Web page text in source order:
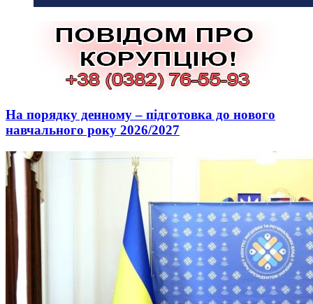
На порядку денному – підготовка до нового
навчального року 2026/2027